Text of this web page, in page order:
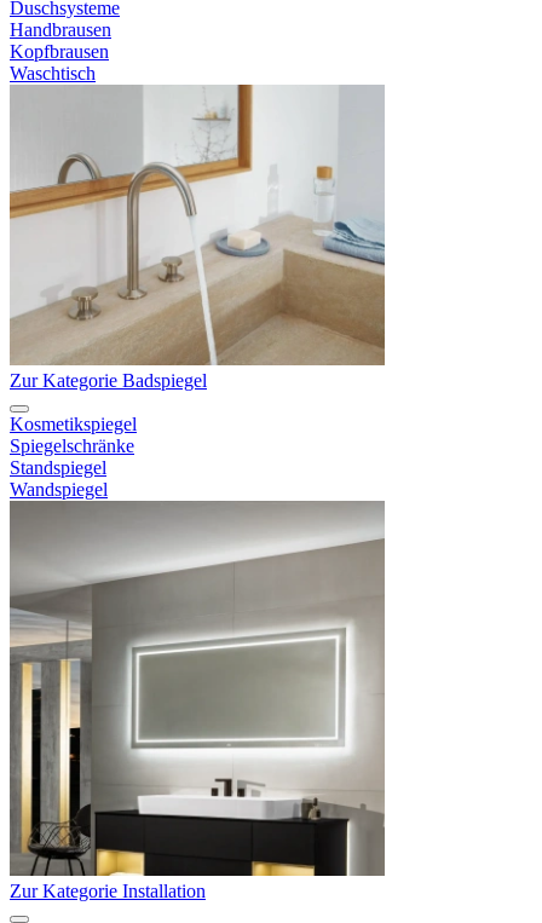
Duschsysteme
Handbrausen
Kopfbrausen
Waschtisch
Zur Kategorie Badspiegel
Kosmetikspiegel
Spiegelschränke
Standspiegel
Wandspiegel
Zur Kategorie Installation